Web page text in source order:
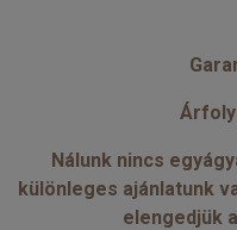
Nálunk nincs
különleges ajánlatunk
elengedjük